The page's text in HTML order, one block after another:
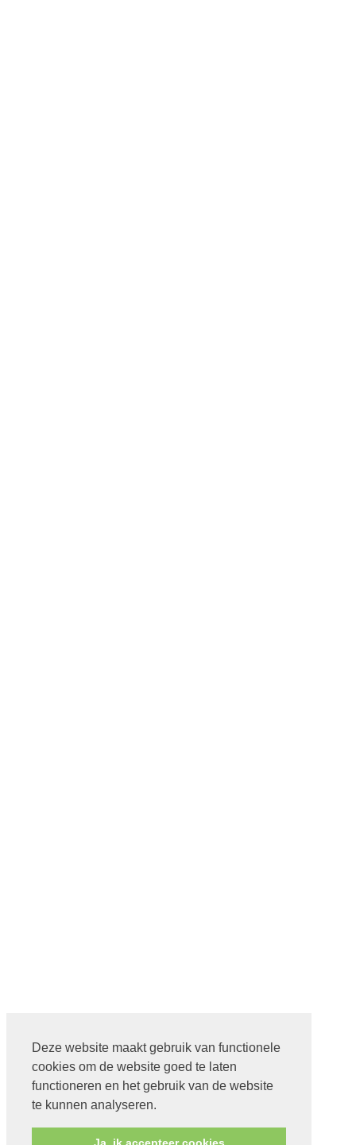
Deze website maakt gebruik van functionele
cookies om de website goed te laten
functioneren en het gebruik van de website
te kunnen analyseren.